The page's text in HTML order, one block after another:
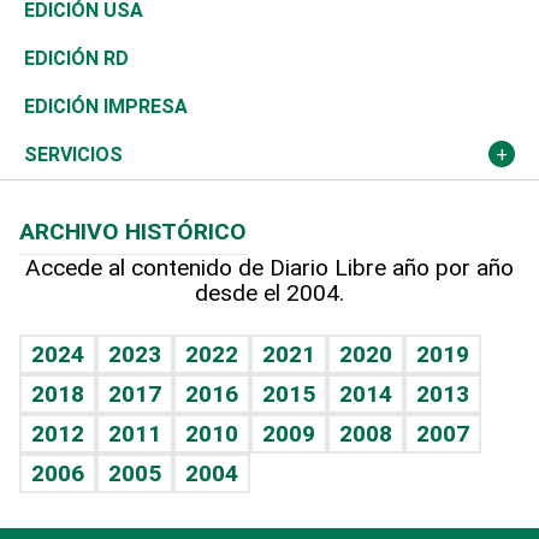
Ocenanía
Caribe
Resto del mundo
Telecom.
Global y variable
Economía personal
Buena Vida
Sociales
Novedades
Podcast Arte Libre
Hablando con el pediatra
Vida y familia
Eñe
Celebrando la vida
Sin complejos
Ciclismo
Tenis
Olimpismo
Más deportes
Línea de hit
TBT Deportivo
En Directo
El Espía
Noticiero Poteleche
Columnistas
Más firmas
Tecnología
Historia
Martes de tecnología
Cambio climático
Economía
Revista
Deportes
Opinión
Hecho en casa
Guía del dinero
EDICIÓN USA
EDICIÓN RD
EDICIÓN IMPRESA
SERVICIOS
Cumpleaños
Horóscopos
Crucigramas
ARCHIVO HISTÓRICO
Accede al contenido de Diario Libre año por año
desde el 2004.
2024 2023 2022 2021 2020
2019
2018
2017 2016 2015 2014
2013
2012
2011 2010 2009 2008
2007
2006
2005 2004